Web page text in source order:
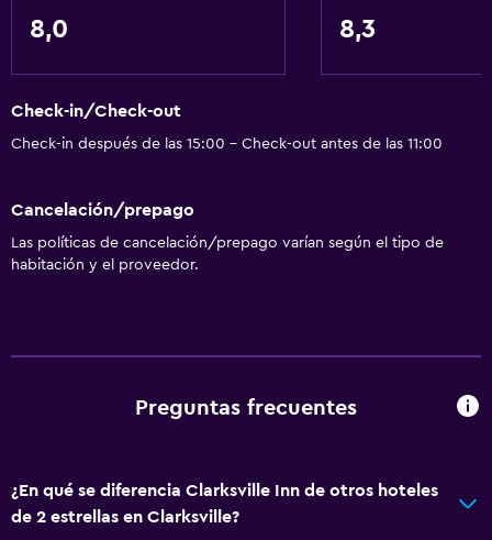
Sistema de entretenimiento
Radio
TV por cable o vía satélite
TV
Habitaciones para no fumadores disponibles
Accesibilidad
8,0 8,3
Check-in/Check-out
Check-in después de las 15:00 - Check-out antes de las 11:00
Cancelación/prepago
Las políticas de cancelación/prepago varían según el tipo de
habitación y el proveedor.
Preguntas frecuentes
¿En qué se diferencia Clarksville Inn de otros hoteles
de 2 estrellas en Clarksville?